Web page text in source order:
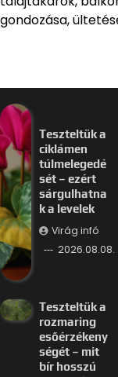
gondozása,
Teszteltük a
ciklámen
túlmelegedé
sét – ezért
sárgulhatna
k a levelek
Virág infó
2026.08.08.
Teszteltük a
rozmaring
esőérzékeny
ségét – mit
bír hosszú